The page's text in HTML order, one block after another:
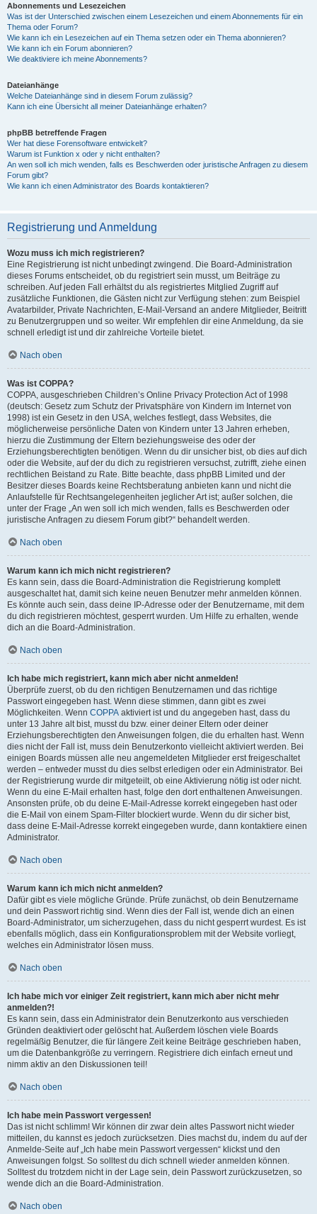
Abonnements und Lesezeichen
Was ist der Unterschied zwischen einem Lesezeichen und einem Abonnements für ein
Thema oder Forum?
Wie kann ich ein Lesezeichen auf ein Thema setzen oder ein Thema abonnieren?
Wie kann ich ein Forum abonnieren?
Wie deaktiviere ich meine Abonnements?
Dateianhänge
Welche Dateianhänge sind in diesem Forum zulässig?
Kann ich eine Übersicht all meiner Dateianhänge erhalten?
phpBB betreffende Fragen
Wer hat diese Forensoftware entwickelt?
Warum ist Funktion x oder y nicht enthalten?
An wen soll ich mich wenden, falls es Beschwerden oder juristische Anfragen zu diesem
Forum gibt?
Wie kann ich einen Administrator des Boards kontaktieren?
Registrierung und Anmeldung
Wozu muss ich mich registrieren?
Eine Registrierung ist nicht unbedingt zwingend. Die Board-Administration
dieses Forums entscheidet, ob du registriert sein musst, um Beiträge zu
schreiben. Auf jeden Fall erhältst du als registriertes Mitglied Zugriff auf
zusätzliche Funktionen, die Gästen nicht zur Verfügung stehen: zum Beispiel
Avatarbilder, Private Nachrichten, E-Mail-Versand an andere Mitglieder, Beitritt
zu Benutzergruppen und so weiter. Wir empfehlen dir eine Anmeldung, da sie
schnell erledigt ist und dir zahlreiche Vorteile bietet.
Nach oben
Was ist COPPA?
COPPA, ausgeschrieben Children’s Online Privacy Protection Act of 1998
(deutsch: Gesetz zum Schutz der Privatsphäre von Kindern im Internet von
1998) ist ein Gesetz in den USA, welches festlegt, dass Websites, die
möglicherweise persönliche Daten von Kindern unter 13 Jahren erheben,
hierzu die Zustimmung der Eltern beziehungsweise des oder der
Erziehungsberechtigten benötigen. Wenn du dir unsicher bist, ob dies auf dich
oder die Website, auf der du dich zu registrieren versuchst, zutrifft, ziehe einen
rechtlichen Beistand zu Rate. Bitte beachte, dass phpBB Limited und der
Besitzer dieses Boards keine Rechtsberatung anbieten kann und nicht die
Anlaufstelle für Rechtsangelegenheiten jeglicher Art ist; außer solchen, die
unter der Frage „An wen soll ich mich wenden, falls es Beschwerden oder
juristische Anfragen zu diesem Forum gibt?“ behandelt werden.
Nach oben
Warum kann ich mich nicht registrieren?
Es kann sein, dass die Board-Administration die Registrierung komplett
ausgeschaltet hat, damit sich keine neuen Benutzer mehr anmelden können.
Es könnte auch sein, dass deine IP-Adresse oder der Benutzername, mit dem
du dich registrieren möchtest, gesperrt wurden. Um Hilfe zu erhalten, wende
dich an die Board-Administration.
Nach oben
Ich habe mich registriert, kann mich aber nicht anmelden!
Überprüfe zuerst, ob du den richtigen Benutzernamen und das richtige
Passwort eingegeben hast. Wenn diese stimmen, dann gibt es zwei
Möglichkeiten. Wenn COPPA aktiviert ist und du angegeben hast, dass du
unter 13 Jahre alt bist, musst du bzw. einer deiner Eltern oder deiner
Erziehungsberechtigten den Anweisungen folgen, die du erhalten hast. Wenn
dies nicht der Fall ist, muss dein Benutzerkonto vielleicht aktiviert werden. Bei
einigen Boards müssen alle neu angemeldeten Mitglieder erst freigeschaltet
werden – entweder musst du dies selbst erledigen oder ein Administrator. Bei
der Registrierung wurde dir mitgeteilt, ob eine Aktivierung nötig ist oder nicht.
Wenn du eine E-Mail erhalten hast, folge den dort enthaltenen Anweisungen.
Ansonsten prüfe, ob du deine E-Mail-Adresse korrekt eingegeben hast oder
die E-Mail von einem Spam-Filter blockiert wurde. Wenn du dir sicher bist,
dass deine E-Mail-Adresse korrekt eingegeben wurde, dann kontaktiere einen
Administrator.
Nach oben
Warum kann ich mich nicht anmelden?
Dafür gibt es viele mögliche Gründe. Prüfe zunächst, ob dein Benutzername
und dein Passwort richtig sind. Wenn dies der Fall ist, wende dich an einen
Board-Administrator, um sicherzugehen, dass du nicht gesperrt wurdest. Es ist
ebenfalls möglich, dass ein Konfigurationsproblem mit der Website vorliegt,
welches ein Administrator lösen muss.
Nach oben
Ich habe mich vor einiger Zeit registriert, kann mich aber nicht mehr
anmelden?!
Es kann sein, dass ein Administrator dein Benutzerkonto aus verschieden
Gründen deaktiviert oder gelöscht hat. Außerdem löschen viele Boards
regelmäßig Benutzer, die für längere Zeit keine Beiträge geschrieben haben,
um die Datenbankgröße zu verringern. Registriere dich einfach erneut und
nimm aktiv an den Diskussionen teil!
Nach oben
Ich habe mein Passwort vergessen!
Das ist nicht schlimm! Wir können dir zwar dein altes Passwort nicht wieder
mitteilen, du kannst es jedoch zurücksetzen. Dies machst du, indem du auf der
Anmelde-Seite auf „Ich habe mein Passwort vergessen“ klickst und den
Anweisungen folgst. So solltest du dich schnell wieder anmelden können.
Solltest du trotzdem nicht in der Lage sein, dein Passwort zurückzusetzen, so
wende dich an die Board-Administration.
Nach oben